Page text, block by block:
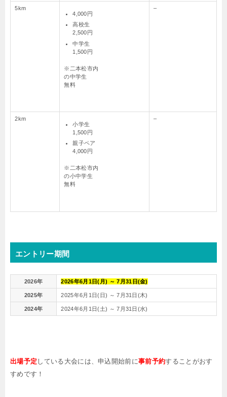
5km
4,000円
高校生
2,500円
中学生
1,500円
※二本松市内
の中学生
無料
–
2km
小学生
1,500円
親子ペア
4,000円
※二本松市内
の小中学生
無料
–
エントリー期間
2026年 2026年6月 1日(月) ～7 月31 日(金)
2025年 2025年6月1日(日) ～ 7月31日(木)
2024年 2024年6月1日(土) ～ 7月31日(水)
出場予定 している大会には、申込開始前に事前予約することがおす
すめです！